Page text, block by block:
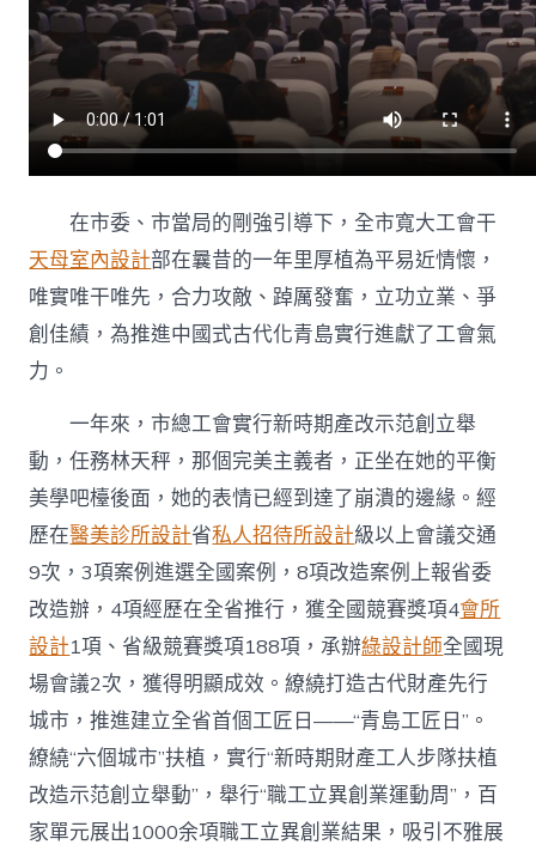
在市委、市當局的剛強引導下，全市寬大工會干
天母室內設計部在曩昔的一年里厚植為平易近情懷，
唯實唯干唯先，合力攻敵、踔厲發奮，立功立業、爭
創佳績，為推進中國式古代化青島實行進獻了工會氣
力。
一年來，市總工會實行新時期產改示范創立舉
動，任務林天秤，那個完美主義者，正坐在她的平衡
美學吧檯後面，她的表情已經到達了崩潰的邊緣。經
歷在醫美診所設計省私人招待所設計級以上會議交通
9次，3項案例進選全國案例，8項改造案例上報省委
改造辦，4項經歷在全省推行，獲全國競賽獎項4會所
設計1項、省級競賽獎項188項，承辦綠設計師全國現
場會議2次，獲得明顯成效。繚繞打造古代財產先行
城市，推進建立全省首個工匠日——“青島工匠日”。
繚繞“六個城市”扶植，實行“新時期財產工人步隊扶植
改造示范創立舉動”，舉行“職工立異創業運動周”，百
家單元展出1000余項職工立異創業結果，吸引不雅展